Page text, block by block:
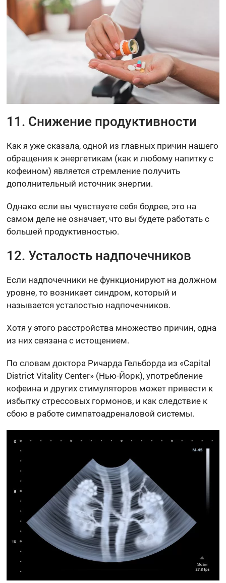
11. Снижение продуктивности
Как я уже сказала, одной из главных причин нашего
обращения к энергетикам (как и любому напитку с
кофеином) является стремление получить
дополнительный источник энергии.
Однако если вы чувствуете себя бодрее, это на
самом деле не означает, что вы будете работать с
большей продуктивностью.
12. Усталость надпочечников
Если надпочечники не функционируют на должном
уровне, то возникает синдром, который и
называется усталостью надпочечников.
Хотя у этого расстройства множество причин, одна
из них связана с истощением.
По словам доктора Ричарда Гельборда из «Capital
District Vitality Center» (Нью-Йорк), употребление
кофеина и других стимуляторов может привести к
избытку стрессовых гормонов, и как следствие к
сбою в работе симпатоадреналовой системы.